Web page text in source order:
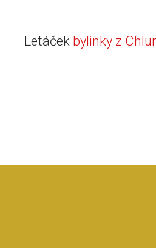
Letáček bylinky z